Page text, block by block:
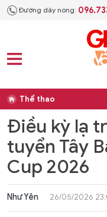
Đường dây nóng:
Thể thao
Điều kỳ lạ
tuyển Tây
Cup 2026
Như Yên 26/05/2026